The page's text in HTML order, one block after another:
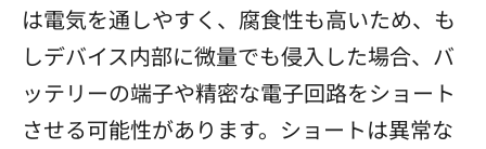
は電気を通しやすく、腐食性も高いため、も
しデバイス内部に微量でも侵入した場合、バ
ッテリーの端子や精密な電子回路をショート
させる可能性があります。ショートは異常な